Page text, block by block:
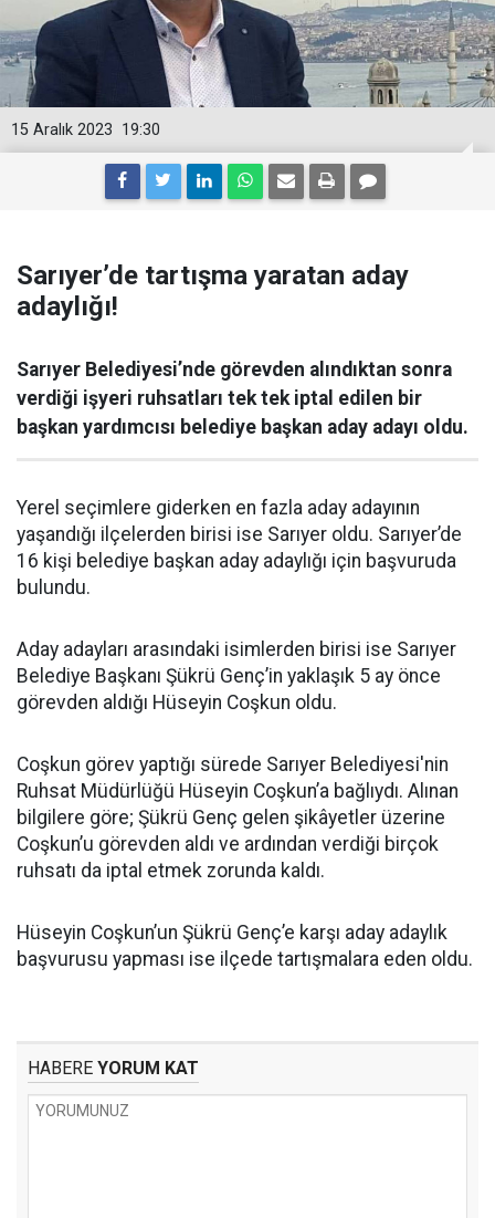
19:30
15 Aralık 2023
Sarıyer’de tartışma yaratan aday
adaylığı!
Sarıyer Belediyesi’nde görevden alındıktan sonra
verdiği işyeri ruhsatları tek tek iptal edilen bir
başkan yardımcısı belediye başkan aday adayı oldu.
Yerel seçimlere giderken en fazla aday adayının
yaşandığı ilçelerden birisi ise Sarıyer oldu. Sarıyer’de
16 kişi belediye başkan aday adaylığı için başvuruda
bulundu.
Aday adayları arasındaki isimlerden birisi ise Sarıyer
Belediye Başkanı Şükrü Genç’in yaklaşık 5 ay önce
görevden aldığı Hüseyin Coşkun oldu.
Coşkun görev yaptığı sürede Sarıyer Belediyesi'nin
Ruhsat Müdürlüğü Hüseyin Coşkun’a bağlıydı. Alınan
bilgilere göre; Şükrü Genç gelen şikâyetler üzerine
Coşkun’u görevden aldı ve ardından verdiği birçok
ruhsatı da iptal etmek zorunda kaldı.
Hüseyin Coşkun’un Şükrü Genç’e karşı aday adaylık
başvurusu yapması ise ilçede tartışmalara eden oldu.
HABERE YORUM KAT